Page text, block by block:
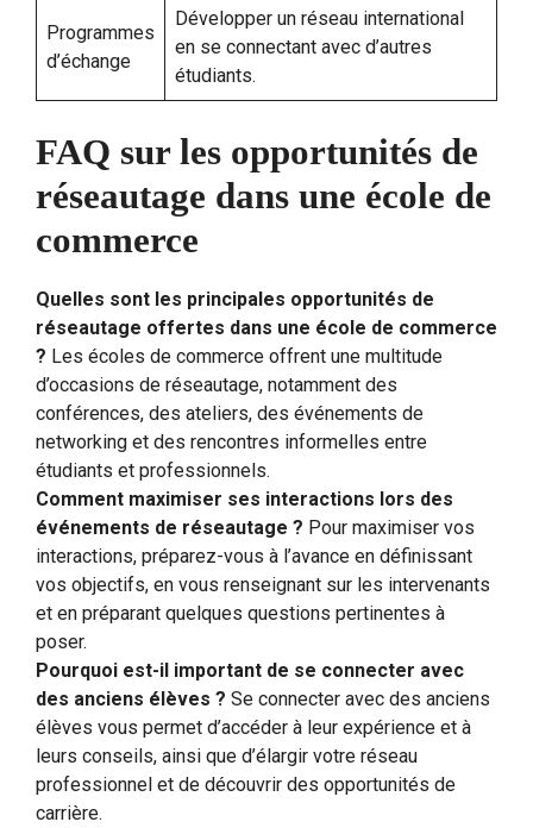
Programmes
d’échange
Développer un réseau international
en se connectant avec d’autres
étudiants.
FAQ sur les opportunités de
réseautage dans une école de
commerce
Quelles sont les principales opportunités de
réseautage offertes dans une école de commerce
? Les écoles de commerce offrent une multitude
d’occasions de réseautage, notamment des
conférences, des ateliers, des événements de
networking et des rencontres informelles entre
étudiants et professionnels.
Comment maximiser ses interactions lors des
événements de réseautage ? Pour maximiser vos
interactions, préparez-vous à l’avance en définissant
vos objectifs, en vous renseignant sur les intervenants
et en préparant quelques questions pertinentes à
poser.
Pourquoi est-il important de se connecter avec
des anciens élèves ? Se connecter avec des anciens
élèves vous permet d’accéder à leur expérience et à
leurs conseils, ainsi que d’élargir votre réseau
professionnel et de découvrir des opportunités de
carrière.